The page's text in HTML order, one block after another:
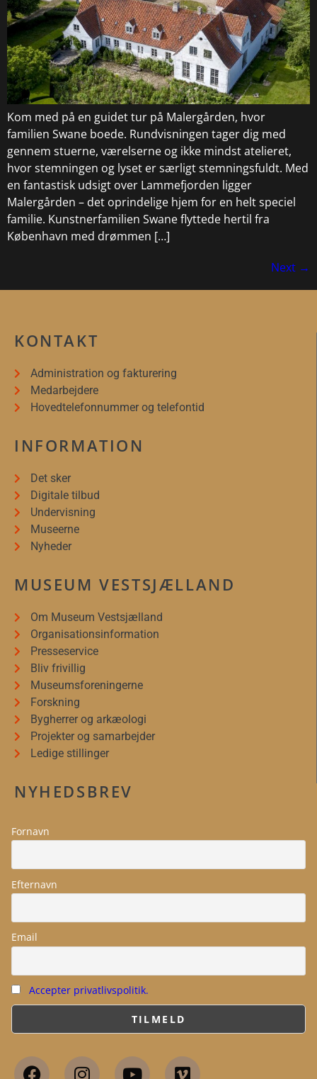
Kom med på en guidet tur på Malergården, hvor
familien Swane boede. Rundvisningen tager dig med
gennem stuerne, værelserne og ikke mindst atelieret,
hvor stemningen og lyset er særligt stemningsfuldt. Med
en fantastisk udsigt over Lammefjorden ligger
Malergården – det oprindelige hjem for en helt speciel
familie. Kunstnerfamilien Swane flyttede hertil fra
København med drømmen […]
Next →
KONTAKT
Administration og fakturering
Medarbejdere
Hovedtelefonnummer og telefontid
INFORMATION
Det sker
Digitale tilbud
Undervisning
Museerne
Nyheder
MUSEUM VESTSJÆLLAND
Om Museum Vestsjælland
Organisationsinformation
Presseservice
Bliv frivillig
Museumsforeningerne
Forskning
Bygherrer og arkæologi
Projekter og samarbejder
Ledige stillinger
NYHEDSBREV
Fornavn
Efternavn
Email
Accepter privatlivspolitik.